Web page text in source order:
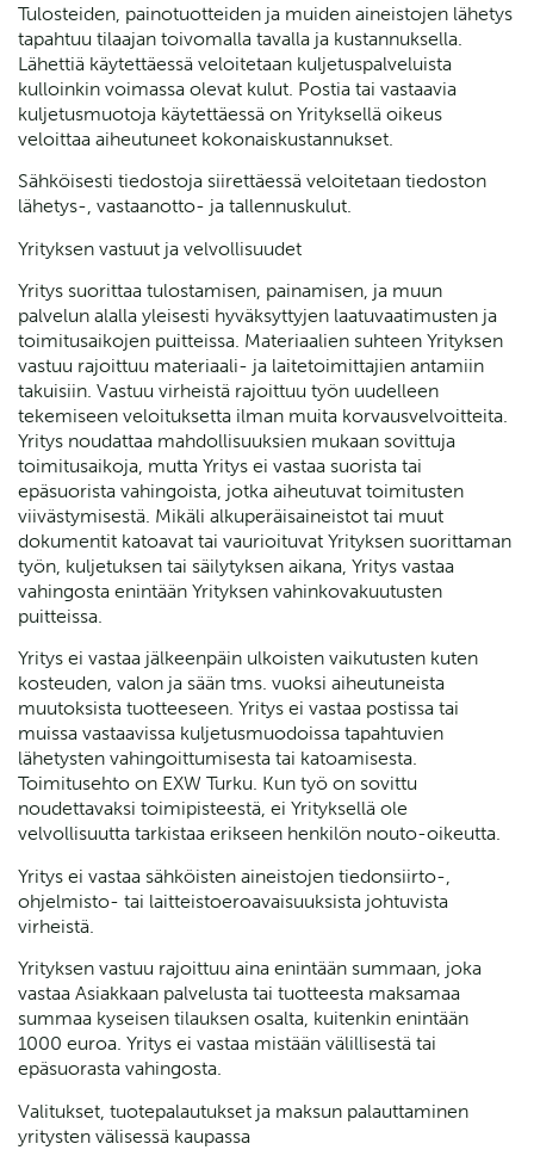
Tulosteiden, painotuotteiden ja muiden aineistojen lähetys
tapahtuu tilaajan toivomalla tavalla ja kustannuksella.
Lähettiä käytettäessä veloitetaan kuljetuspalveluista
kulloinkin voimassa olevat kulut. Postia tai vastaavia
kuljetusmuotoja käytettäessä on Yrityksellä oikeus
veloittaa aiheutuneet kokonaiskustannukset.
Sähköisesti tiedostoja siirettäessä veloitetaan tiedoston
lähetys-, vastaanotto- ja tallennuskulut.
Yrityksen vastuut ja velvollisuudet
Yritys suorittaa tulostamisen, painamisen, ja muun
palvelun alalla yleisesti hyväksyttyjen laatuvaatimusten ja
toimitusaikojen puitteissa. Materiaalien suhteen Yrityksen
vastuu rajoittuu materiaali- ja laitetoimittajien antamiin
takuisiin. Vastuu virheistä rajoittuu työn uudelleen
tekemiseen veloituksetta ilman muita korvausvelvoitteita.
Yritys noudattaa mahdollisuuksien mukaan sovittuja
toimitusaikoja, mutta Yritys ei vastaa suorista tai
epäsuorista vahingoista, jotka aiheutuvat toimitusten
viivästymisestä. Mikäli alkuperäisaineistot tai muut
dokumentit katoavat tai vaurioituvat Yrityksen suorittaman
työn, kuljetuksen tai säilytyksen aikana, Yritys vastaa
vahingosta enintään Yrityksen vahinkovakuutusten
puitteissa.
Yritys ei vastaa jälkeenpäin ulkoisten vaikutusten kuten
kosteuden, valon ja sään tms. vuoksi aiheutuneista
muutoksista tuotteeseen. Yritys ei vastaa postissa tai
muissa vastaavissa kuljetusmuodoissa tapahtuvien
lähetysten vahingoittumisesta tai katoamisesta.
Toimitusehto on EXW Turku. Kun työ on sovittu
noudettavaksi toimipisteestä, ei Yrityksellä ole
velvollisuutta tarkistaa erikseen henkilön nouto-oikeutta.
Yritys ei vastaa sähköisten aineistojen tiedonsiirto-,
ohjelmisto- tai laitteistoeroavaisuuksista johtuvista
virheistä.
Yrityksen vastuu rajoittuu aina enintään summaan, joka
vastaa Asiakkaan palvelusta tai tuotteesta maksamaa
summaa kyseisen tilauksen osalta, kuitenkin enintään
1000 euroa. Yritys ei vastaa mistään välillisestä tai
epäsuorasta vahingosta.
Valitukset, tuotepalautukset ja maksun palauttaminen
yritysten välisessä kaupassa